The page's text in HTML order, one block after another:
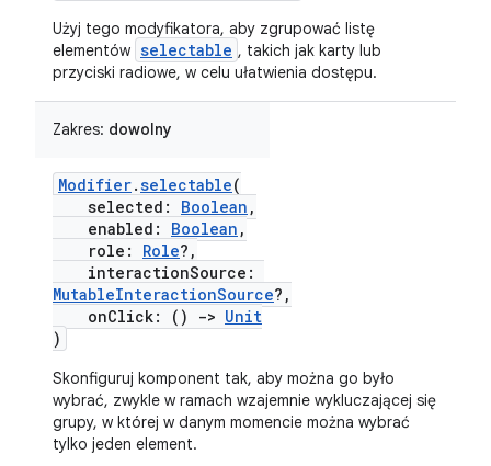
Użyj tego modyfikatora, aby zgrupować listę
elementów selectable , takich jak karty lub
przyciski radiowe, w celu ułatwienia dostępu.
Zakres: dowolny
Modifier.selectable(
selected: Boolean ,
enabled: Boolean ,
role: Role?,
interactionSource:
MutableInteractionSource?,
onClick: ()
-> Unit
)
Skonfiguruj komponent tak, aby można go było
wybrać, zwykle w ramach wzajemnie wykluczającej się
grupy, w której w danym momencie można wybrać
tylko jeden element.